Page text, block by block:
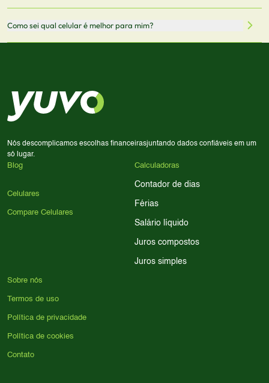
comissão sem custo adicional para você.
Sim! Você pode selecionar até 3 celulares para comparar
Como sei qual celular é melhor para mim?
processador e bateria são essenciais. Use nossos filtros
para encontrar o celular ideal.
Nós descomplicamos escolhas financeirasjuntando dados confiáveis em um
só lugar.
Blog
Celulares
Compare Celulares
Calculadoras
Contador de dias
Férias
Salário líquido
Juros compostos
Juros simples
Sobre nós
Termos de uso
Política de privacidade
Política de cookies
Contato